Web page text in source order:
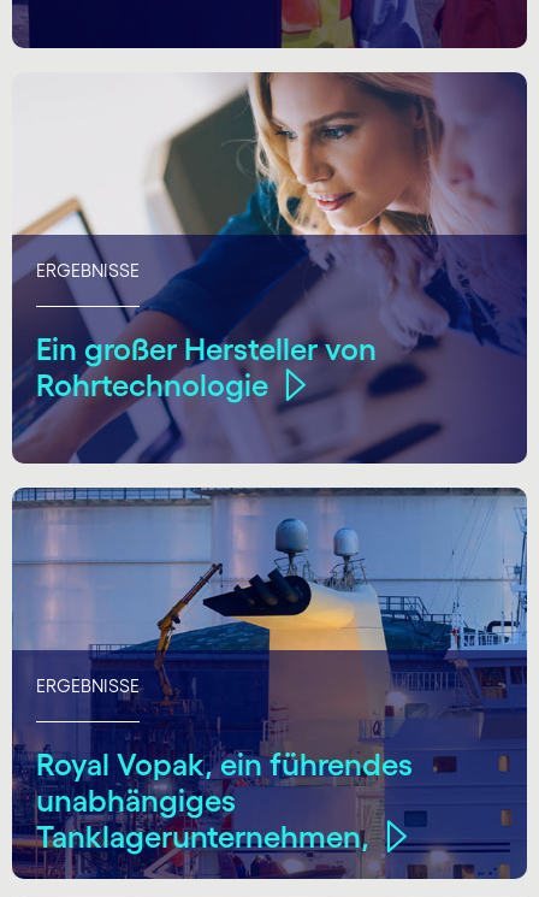
ERGEBNISSE
Ein großer Hersteller von
Rohrtechnologie
ERGEBNISSE
Royal Vopak, ein führendes
unabhängiges
Tanklagerunternehmen,